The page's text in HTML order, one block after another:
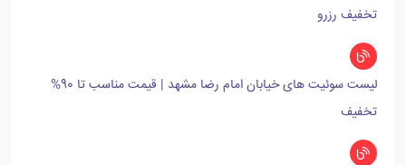
تخفیف رزرو
لیست سوئیت های خیابان امام رضا مشهد | قیمت مناسب تا 90%
تخفیف